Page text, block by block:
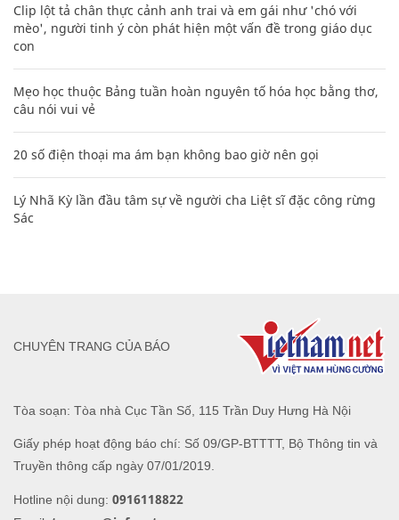
Clip lột tả chân thực cảnh anh trai và em gái như 'chó với
mèo', người tinh ý còn phát hiện một vấn đề trong giáo dục
con
Mẹo học thuộc Bảng tuần hoàn nguyên tố hóa học bằng thơ,
câu nói vui vẻ
20 số điện thoại ma ám bạn không bao giờ nên gọi
Lý Nhã Kỳ lần đầu tâm sự về người cha Liệt sĩ đặc công rừng
Sác
Tòa soạn: Tòa nhà Cục Tần Số, 115 Trần Duy Hưng Hà Nội
Giấy phép hoạt động báo chí: Số 09/GP-BTTTT, Bộ Thông tin và
Truyền thông cấp ngày 07/01/2019.
Hotline nội dung: 0916118822
CHUYÊN TRANG CỦA BÁO